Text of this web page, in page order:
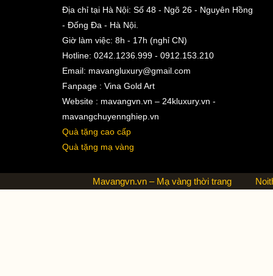
Địa chỉ tại Hà Nội: Số 48 - Ngõ 26 - Nguyên Hồng
- Đống Đa - Hà Nội.
Giờ làm việc: 8h - 17h (nghỉ CN)
Hotline: 0242.1236.999 - 0912.153.210
Email: mavangluxury@gmail.com
Fanpage : Vina Gold Art
Website : mavangvn.vn – 24kluxury.vn -
mavangchuyennghiep.vn
Quà tặng cao cấp
Quà tặng mạ vàng
Mavangvn.vn – Mạ vàng thời trang